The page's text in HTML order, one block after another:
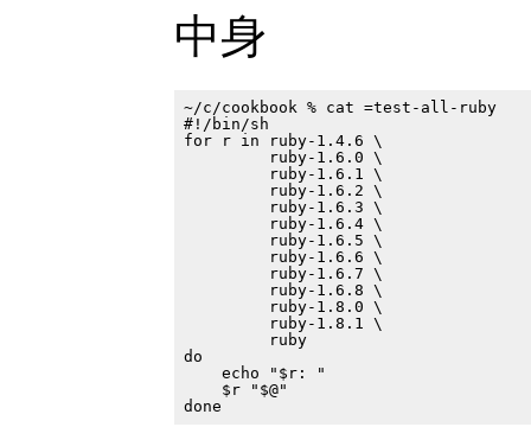
中身
~/c/cookbook % cat =test-all-ruby
#!/bin/sh
for r in ruby-1.4.6 \
         ruby-1.6.0 \
         ruby-1.6.1 \
         ruby-1.6.2 \
         ruby-1.6.3 \
         ruby-1.6.4 \
         ruby-1.6.5 \
         ruby-1.6.6 \
         ruby-1.6.7 \
         ruby-1.6.8 \
         ruby-1.8.0 \
         ruby-1.8.1 \
         ruby
do
    echo "$r: "
    $r "$@"